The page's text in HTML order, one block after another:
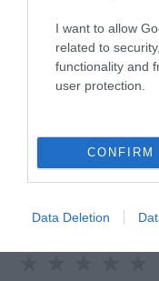
I want to allow
related to
functionality and
user protection.
CONFIRM
Data Deletion
Értékeld Te is!